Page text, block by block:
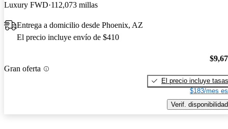
Luxury FWD 112,073 millas
Entrega a domicilio desde Phoenix, AZ
El precio incluye envío de $410
Gran oferta
El precio incluye tasas
$183/mes
Verif. disponibilidad